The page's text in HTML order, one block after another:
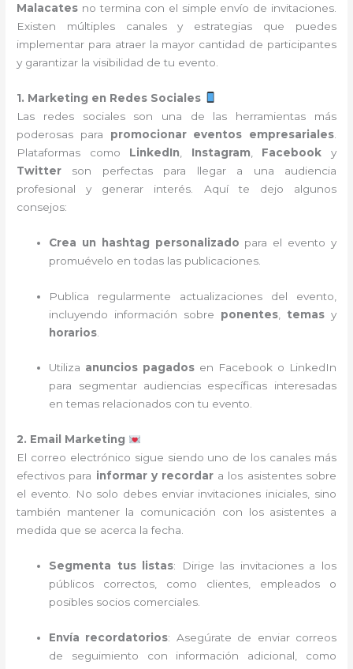
Malacates no termina con el simple envío de invitaciones.
Existen múltiples canales y estrategias que puedes
implementar para atraer la mayor cantidad de participantes
y garantizar la visibilidad de tu evento.
1. Marketing en Redes Sociales
Las redes sociales son una de las herramientas más
poderosas para promocionar eventos empresariales.
Plataformas como LinkedIn Instagram Facebook y
Twitter son perfectas para llegar a una audiencia
profesional y generar interés. Aquí te dejo algunos
consejos:
Crea un hashtag personalizado para el evento y
promuévelo en todas las publicaciones.
Publica regularmente actualizaciones del evento,
incluyendo información sobre ponentes temas y
horarios
Utiliza anuncios pagados en Facebook o LinkedIn
para segmentar audiencias específicas interesadas
en temas relacionados con tu evento.
2. Email Marketing
El correo electrónico sigue siendo uno de los canales más
efectivos para informar y recordar a los asistentes sobre
el evento. No solo debes enviar invitaciones iniciales, sino
también mantener la comunicación con los asistentes a
medida que se acerca la fecha.
Segmenta tus listas: Dirige las invitaciones a los
públicos correctos, como clientes, empleados o
posibles socios comerciales.
Envía recordatorios: Asegúrate de enviar correos
de seguimiento con información adicional, como